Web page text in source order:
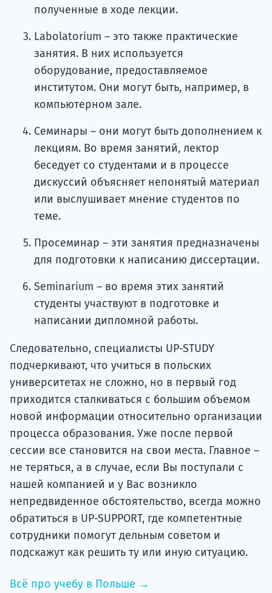
полученные в ходе лекции.
Labolatorium – это также практические
занятия. В них используется
оборудование, предоставляемое
институтом. Они могут быть, например, в
компьютерном зале.
Семинары – они могут быть дополнением к
лекциям. Во время занятий, лектор
беседует со студентами и в процессе
дискуссий объясняет непонятый материал
или выслушивает мнение студентов по
теме.
Просеминар – эти занятия предназначены
для подготовки к написанию диссертации.
Seminarium – во время этих занятий
студенты участвуют в подготовке и
написании дипломной работы.
Следовательно, специалисты UP-STUDY
подчеркивают, что учиться в польских
университетах не сложно, но в первый год
приходится сталкиваться с большим объемом
новой информации относительно организации
процесса образования. Уже после первой
сессии все становится на свои места. Главное –
не теряться, а в случае, если Вы поступали с
нашей компанией и у Вас возникло
непредвиденное обстоятельство, всегда можно
обратиться в UP-SUPPORT, где компетентные
сотрудники помогут дельным советом и
подскажут как решить ту или иную ситуацию.
Всё про учебу в Польше →